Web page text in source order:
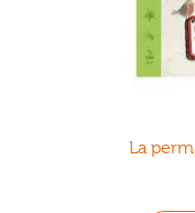
La